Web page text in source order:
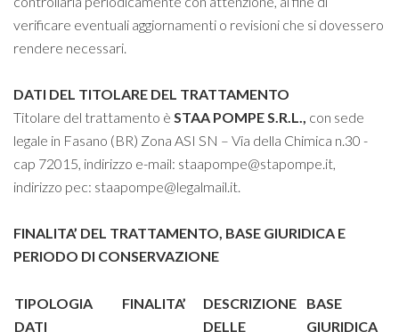
verificare eventuali aggiornamenti o revisioni che si dovessero
rendere necessari.
DATI DEL TITOLARE DEL TRATTAMENTO
Titolare del trattamento è STAA POMPE S.R.L., con sede
legale in Fasano (BR) Zona ASI SN – Via della Chimica n.30 -
cap 72015, indirizzo e-mail: staapompe@stapompe.it,
indirizzo pec: staapompe@legalmail.it.
FINALITA’ DEL TRATTAMENTO, BASE GIURIDICA E
PERIODO DI CONSERVAZIONE
TIPOLOGIA
DATI
FINALITA’
DESCRIZIONE
DELLE
BASE
GIURIDICA